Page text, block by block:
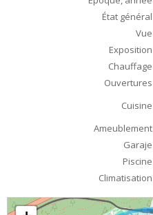
État général
Vue
Exposition
Chauffage
Ouvertures
Cuisine
Ameublement
Garaje
Piscine
Climatisation